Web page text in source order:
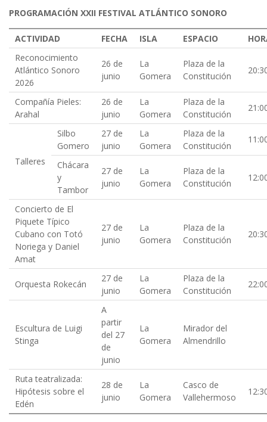
PROGRAMACIÓN XXII FESTIVAL ATLÁNTICO SONORO
ACTIVIDAD FECHA ISLA ESPACIO
Reconocimiento
Atlántico Sonoro
2026
26 de
junio
La
Gomera
Plaza de la
Constitución
Compañía Pieles:
Arahal
26 de
junio
La
Gomera
Plaza de la
Constitución
Talleres
Silbo
Gomero
27 de
junio
La
Gomera
Plaza de la
Constitución
Chácara
y
Tambor
27 de
junio
La
Gomera
Plaza de la
Constitución
Concierto de El
Piquete Típico
Cubano con Totó
Noriega y Daniel
Amat
27 de
junio
La
Gomera
Plaza de la
Constitución
Orquesta Rokecán
27 de
junio
La
Gomera
Plaza de la
Constitución
Escultura de Luigi
Stinga
A
partir
del 27
de
junio
La
Gomera
Mirador del
Almendrillo
Ruta teatralizada:
Hipótesis sobre el
Edén
28 de
junio
La
Gomera
Casco de
Vallehermoso